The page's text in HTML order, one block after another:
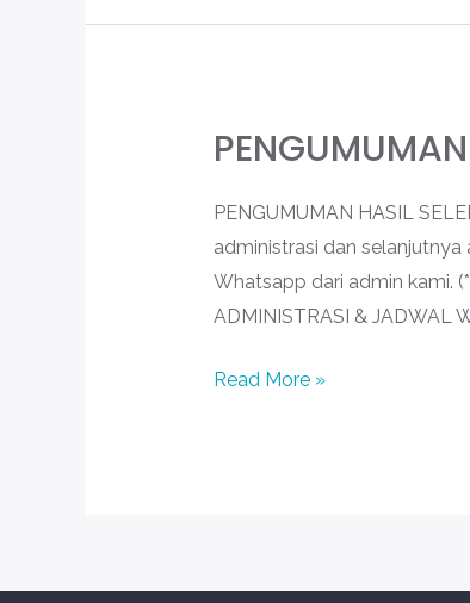
PENGUMUMAN HASIL
administrasi dan
Whatsapp dari admin kami.
ADMINISTRASI & JADWAL
PENGUMUMAN
SELEKSI
ADMINISTRASI
BSP
BATCH
Read More »